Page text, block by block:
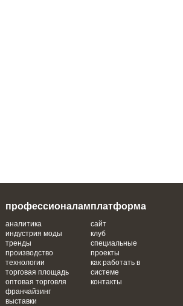
профессионалам
аналитика
индустрия моды
тренды
производство
технологии
торговая площадь
оптовая торговля
франчайзинг
выставки
платформа
сайт
клуб
специальные
проекты
как работать в
системе
контакты